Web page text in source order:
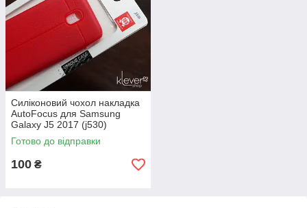
Силіконовий чохол накладка
AutoFocus для Samsung
Galaxy J5 2017 (j530)
(червоний)
Готово до відправки
100 ₴